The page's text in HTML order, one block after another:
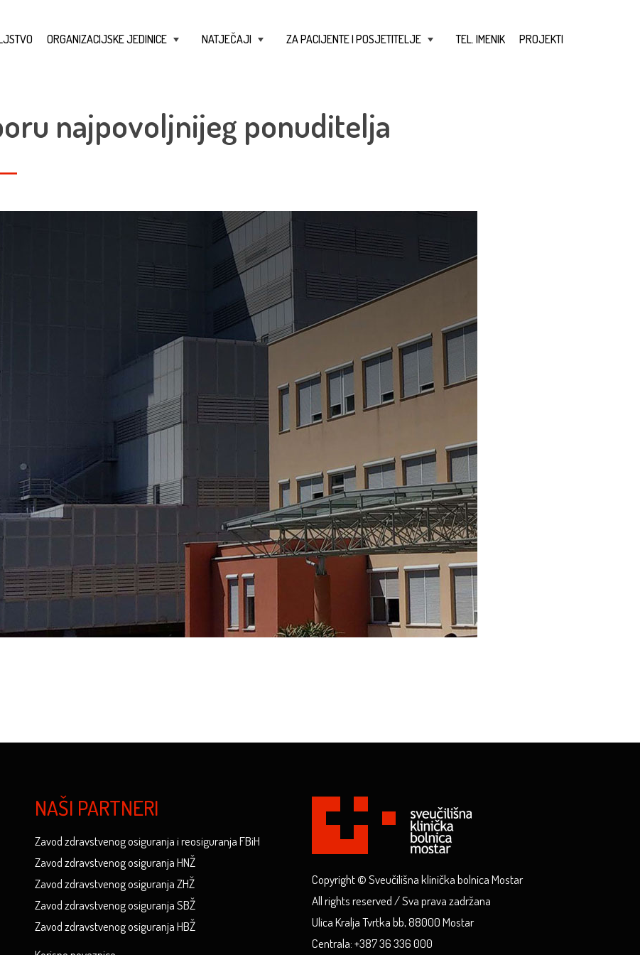
ORGANIZACIJSKE JEDINICE NATJEČAJI ZA PACIJENTE I POSJETITELJE TEL. IMENIK PROJEKTI
najpovoljnijeg ponuditelja
NAŠI PARTNERI
Zavod zdravstvenog osiguranja i reosiguranja FBiH
Zavod zdravstvenog osiguranja HNŽ
Zavod zdravstvenog osiguranja ZHŽ
Zavod zdravstvenog osiguranja SBŽ
Zavod zdravstvenog osiguranja HBŽ
Copyright © Sveučilišna klinička bolnica Mostar
All rights reserved / Sva prava zadržana
Ulica Kralja Tvrtka bb, 88000 Mostar
Centrala: +387 36 336 000